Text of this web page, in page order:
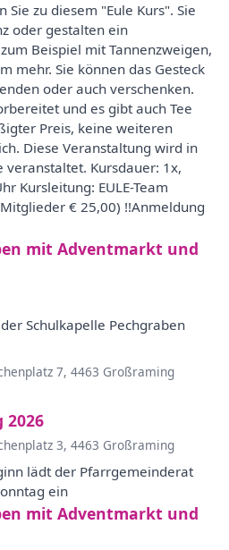
Sie zu diesem "Eule Kurs". Sie
oder gestalten ein
Beispiel mit Tannenzweigen,
mehr. Sie können das Gesteck
oder auch verschenken.
und es gibt auch Tee
Preis, keine weiteren
Diese Veranstaltung wird in
veranstaltet. Kursdauer: 1x,
Kursleitung: EULE-Team
€ 25,00) !!Anmeldung
mit Adventmarkt und
Schulkapelle Pechgraben
7, 4463 Großraming
3, 4463 Großraming
lädt der Pfarrgemeinderat
ein
mit Adventmarkt und